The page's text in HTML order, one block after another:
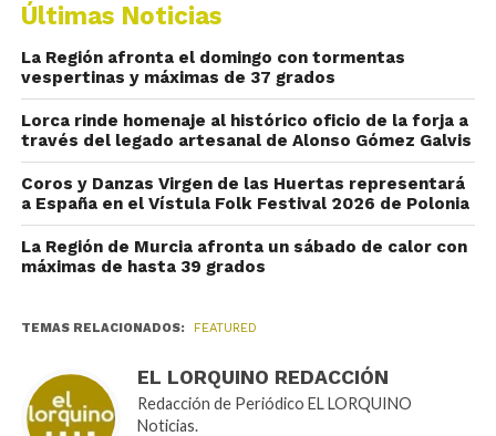
Últimas Noticias
La Región afronta el domingo con tormentas
vespertinas y máximas de 37 grados
Lorca rinde homenaje al histórico oficio de la forja a
través del legado artesanal de Alonso Gómez Galvis
Coros y Danzas Virgen de las Huertas representará
a España en el Vístula Folk Festival 2026 de Polonia
La Región de Murcia afronta un sábado de calor con
máximas de hasta 39 grados
TEMAS RELACIONADOS: FEATURED
EL LORQUINO REDACCIÓN
Redacción de Periódico EL LORQUINO
Noticias.